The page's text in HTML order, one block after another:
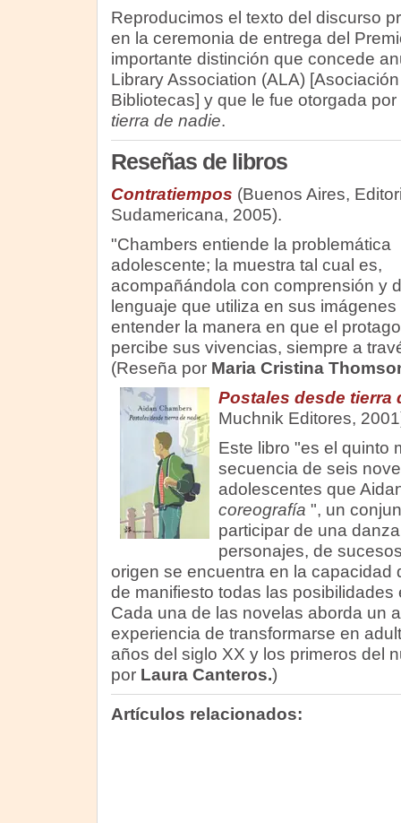
Reproducimos el texto del discurso
en la ceremonia de entrega del
importante distinción que concede
Library Association (ALA)
Bibliotecas] y que le fue otorgada
tierra de nadie.
Reseñas de libros
Contratiempos (Buenos Aires,
Sudamericana, 2005).
"Chambers entiende la problemática
adolescente; la muestra tal cual es,
acompañándola con comprensión y
lenguaje que utiliza en sus
entender la manera en que el
percibe sus vivencias, siempre a
(Reseña por Maria Cristina
Postales desde tierra
Muchnik Editores,
Este libro "es el quinto
secuencia de seis
adolescentes que
coreografía ", un
participar de una
personajes, de
origen se encuentra en la capacidad
de manifiesto todas las posibilidades
Cada una de las novelas aborda un
experiencia de transformarse en
años del siglo XX y los primeros del
por Laura Canteros.)
Artículos relacionados: